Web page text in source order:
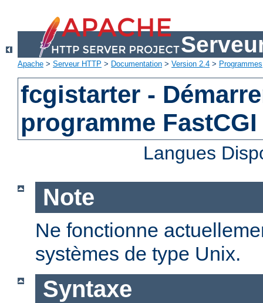
Apache > Serveur HTTP > Documentation > Version 2.4 > Programmes
fcgistarter -
programme FastCGI
Langues
Note
Ne fonctionne
systèmes de type Unix.
Syntaxe